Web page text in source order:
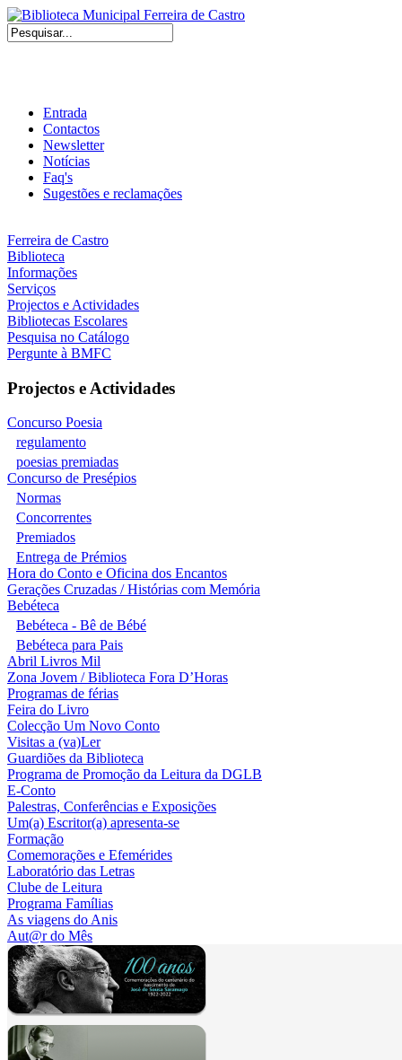
Entrada
Contactos
Newsletter
Notícias
Faq's
Sugestões e reclamações
Ferreira de Castro
Biblioteca
Informações
Serviços
Projectos e Actividades
Bibliotecas Escolares
Pesquisa no Catálogo
Pergunte à BMFC
Projectos e Actividades
Concurso Poesia
regulamento
poesias premiadas
Concurso de Presépios
Normas
Concorrentes
Premiados
Entrega de Prémios
Hora do Conto e Oficina dos Encantos
Gerações Cruzadas / Histórias com Memória
Bebéteca
Bebéteca - Bê de Bébé
Bebéteca para Pais
Abril Livros Mil
Zona Jovem / Biblioteca Fora D’Horas
Programas de férias
Feira do Livro
Colecção Um Novo Conto
Visitas a (va)Ler
Guardiões da Biblioteca
Programa de Promoção da Leitura da DGLB
E-Conto
Palestras, Conferências e Exposições
Um(a) Escritor(a) apresenta-se
Formação
Comemorações e Efemérides
Laboratório das Letras
Clube de Leitura
Programa Famílias
As viagens do Anis
Aut@r do Mês